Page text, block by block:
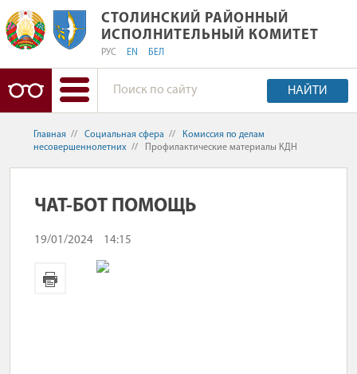
СТОЛИНСКИЙ РАЙОННЫЙ
СТОЛИНСКИЙ РАЙОННЫЙ
ИСПОЛНИТЕЛЬНЫЙ КОМИТЕТ
РУС EN БЕЛ
НАЙТИ
Главная // Социальная сфера //
Комиссия по делам
несовершеннолетних // Профилактические материалы КДН
ЧАТ-БОТ ПОМОЩЬ
19/01/2024 14:15